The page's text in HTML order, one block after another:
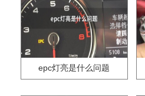
epc灯亮是什么问题